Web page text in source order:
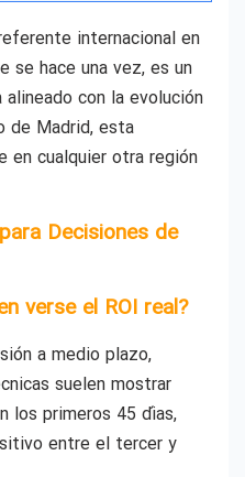
internacional en
se hace una vez, es un
con la evolución
de Madrid, esta
en cualquier otra región
Decisiones de
verse el ROI real?
a medio plazo,
suelen mostrar
los primeros 45 días,
entre el tercer y